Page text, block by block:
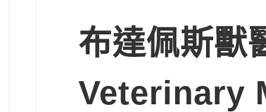
布達佩斯
Veterinary